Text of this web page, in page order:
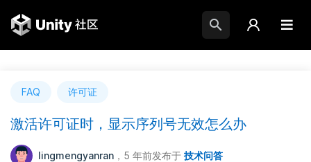
FAQ 许可证
激活许可证时，显示序列号无效怎么办
lingmengyanran ，5 年前发布于 技术问答